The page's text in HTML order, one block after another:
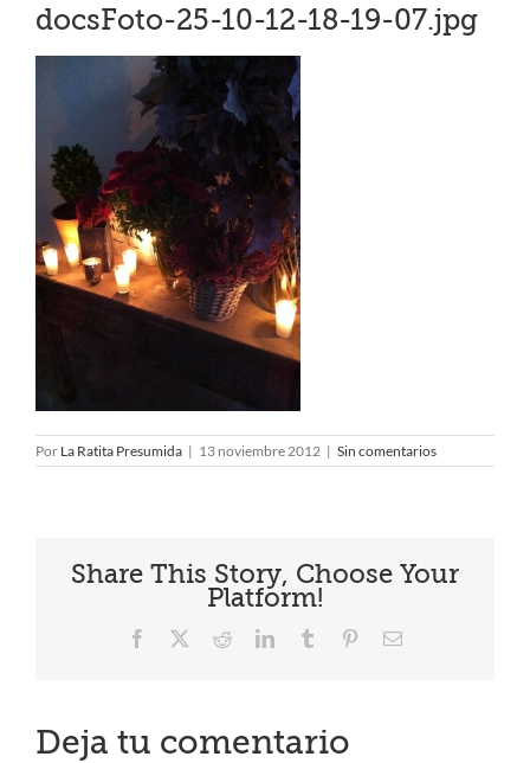
docsFoto-25-10-12-18-19-07.jpg
Por La Ratita Presumida | 13 noviembre 2012 | Sin comentarios
Share This Story, Choose Your
Platform!
Facebook RedditLinkedInTumblr PinterestCorreo
Deja tu comentario